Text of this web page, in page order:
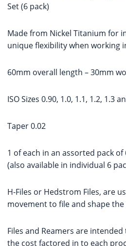
Set (6 pack)
Made from Nickel Titanium for
unique flexibility when working
60mm overall length – 30mm
ISO Sizes 0.90, 1.0, 1.1, 1.2, 1.3
Taper 0.02
1 of each in an assorted pack of
(also available in individual 6
H-Files or Hedstrom Files, are
movement to file and shape
Files and Reamers are
the cost factored in to each